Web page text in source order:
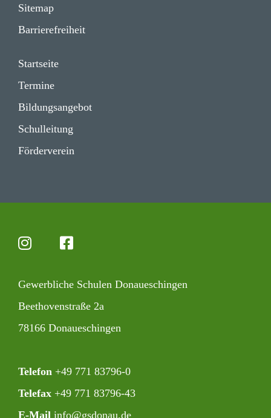
Sitemap
Barrie­re­frei­heit
Start­seite
Termine
Bildungs­angebot
Schul­lei­tung
Förder­verein
Gewerb­liche Schulen Donaueschingen
Beet­ho­ven­straße 2a
78166 Donaueschingen
Telefon +49 771 83796-0‍
Telefax+49 771 83796-43
E-Mail info@gsdonau.de